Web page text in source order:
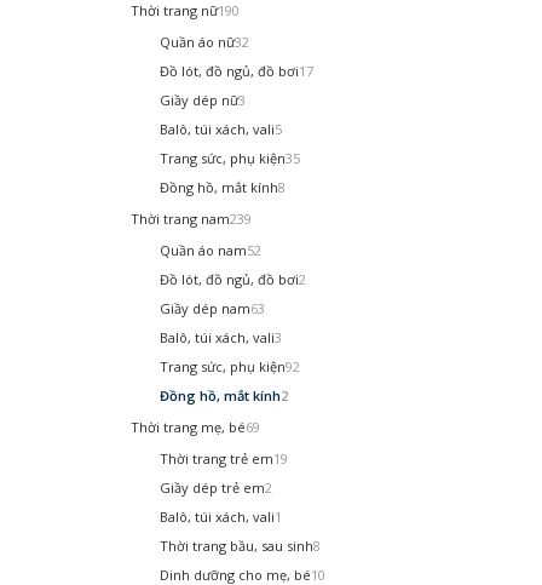
Thời trang nữ190
Quần áo nữ32
Đồ lót, đồ ngủ, đồ bơi17
Giầy dép nữ3
Balô, túi xách, vali5
Trang sức, phụ kiện35
Đồng hồ, mắt kính8
Thời trang nam239
Quần áo nam52
Đồ lót, đồ ngủ, đồ bơi2
Giầy dép nam63
Balô, túi xách, vali3
Trang sức, phụ kiện92
Đồng hồ, mắt kính2
Thời trang mẹ, bé69
Thời trang trẻ em19
Giầy dép trẻ em2
Balô, túi xách, vali1
Thời trang bầu, sau sinh8
Dinh dưỡng cho mẹ, bé10